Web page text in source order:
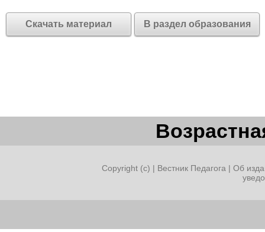
Скачать материал В раздел образования
Copyright (c) | Вестник Педагога | Об